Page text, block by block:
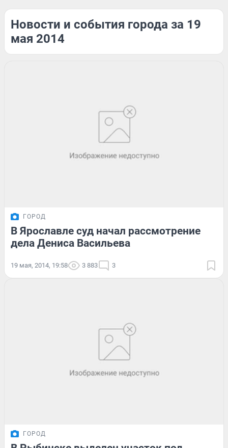
Новости и события города за 19
мая 2014
ГОРОД
В Ярославле суд начал рассмотрение
дела Дениса Васильева
19 мая, 2014, 19:58 3 883 3
ГОРОД